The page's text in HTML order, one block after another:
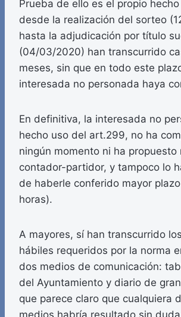
Prueba de ello es el propio
desde la realización del sorteo
hasta la adjudicación por título
(04/03/2020) han transcurrido
meses, sin que en todo este
interesada no personada haya
En definitiva, la interesada no
hecho uso del art.299, no ha
ningún momento ni ha propuesto
contador-partidor, y tampoco lo
de haberle conferido mayor
horas).
A mayores, sí han transcurrido
hábiles requeridos por la norma
dos medios de comunicación:
del Ayuntamiento y diario de
que parece claro que cualquiera